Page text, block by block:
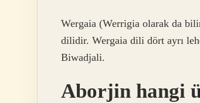
Wergaia (Werrigia olarak da
dilidir. Wergaia dili dört ayrı
Biwadjali.
Aborjin hangi